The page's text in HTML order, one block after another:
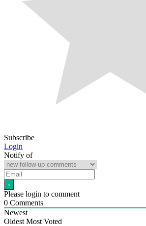
Subscribe
Login
Notify of
Please login to comment
0 Comments
Newest
Oldest Most Voted